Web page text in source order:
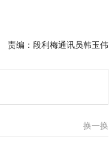
责编：段利梅通讯员韩玉伟
换一换